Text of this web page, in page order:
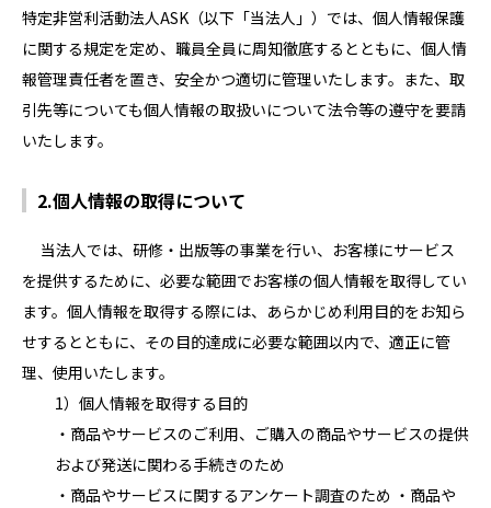
特定非営利活動法人ASK（以下「当法人」）では、個人情報保護
に関する規定を定め、職員全員に周知徹底するとともに、個人情
報管理責任者を置き、安全かつ適切に管理いたします。また、取
引先等についても個人情報の取扱いについて法令等の遵守を要請
いたします。
2.個人情報の取得について
当法人では、研修・出版等の事業を行い、お客様にサービス
を提供するために、必要な範囲でお客様の個人情報を取得してい
ます。個人情報を取得する際には、あらかじめ利用目的をお知ら
せするとともに、その目的達成に必要な範囲以内で、適正に管
理、使用いたします。
1）個人情報を取得する目的
・商品やサービスのご利用、ご購入の商品やサービスの提供
および発送に関わる手続きのため
・商品やサービスに関するアンケート調査のため ・商品や